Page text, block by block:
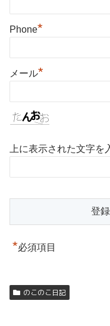
Phone*
メール*
上に表示された文字を
*必須項目
のこのこ日記